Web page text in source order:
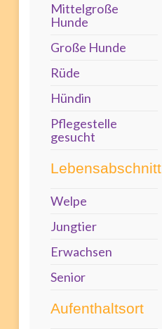
Mittelgroße
Hunde
Große Hunde
Rüde
Hündin
Pflegestelle
gesucht
Lebensabschnitt
Welpe
Jungtier
Erwachsen
Senior
Aufenthaltsort